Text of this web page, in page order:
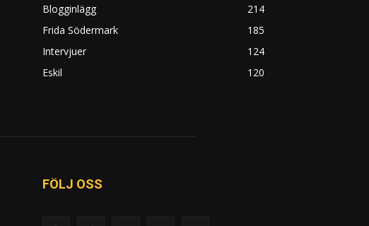
Blogginlägg
214
Frida Södermark
185
Intervjuer
124
Eskil
120
FÖLJ OSS